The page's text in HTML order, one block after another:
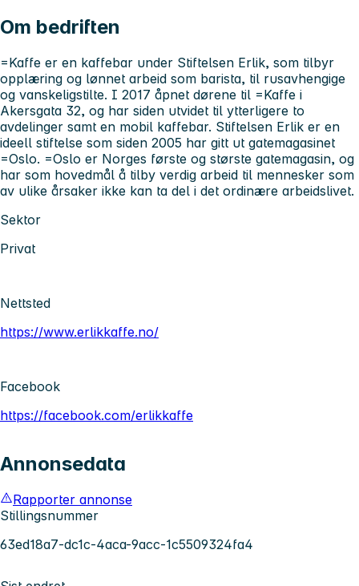
Om bedriften
=Kaffe er en kaffebar under Stiftelsen Erlik, som tilbyr
opplæring og lønnet arbeid som barista, til rusavhengige
og vanskeligstilte. I 2017 åpnet dørene til =Kaffe i
Akersgata 32, og har siden utvidet til ytterligere to
avdelinger samt en mobil kaffebar. Stiftelsen Erlik er en
ideell stiftelse som siden 2005 har gitt ut gatemagasinet
=Oslo. =Oslo er Norges første og største gatemagasin, og
har som hovedmål å tilby verdig arbeid til mennesker som
av ulike årsaker ikke kan ta del i det ordinære arbeidslivet.
Sektor
Privat
Nettsted
https://www.erlikkaffe.no/
Facebook
https://facebook.com/erlikkaffe
Annonsedata
Rapporter annonse
Stillingsnummer
63ed18a7-dc1c-4aca-9acc-1c5509324fa4